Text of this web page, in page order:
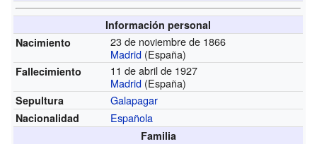
Información personal
Nacimiento
23 de noviembre de 1866
Madrid (España)
Fallecimiento
11 de abril de 1927
Madrid (España)
Sepultura Galapagar
Nacionalidad Española
Familia